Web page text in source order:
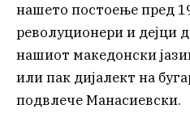
нашето постоење пред
револуционери и дејци
нашиот македонски
или пак дијалект на
подвлече Манасиевски.